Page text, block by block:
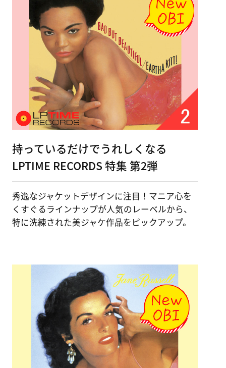
持っているだけでうれしくなる
LPTIME RECORDS 特集 第2弾
秀逸なジャケットデザインに注目！マニア心を
くすぐるラインナップが人気のレーベルから、
特に洗練された美ジャケ作品をピックアップ。